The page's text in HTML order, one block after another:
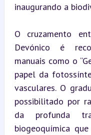
inaugurando a
O cruzamento
Devónico é
manuais como o
papel da
vasculares. O
possibilitado por
da profunda
biogeoquímica